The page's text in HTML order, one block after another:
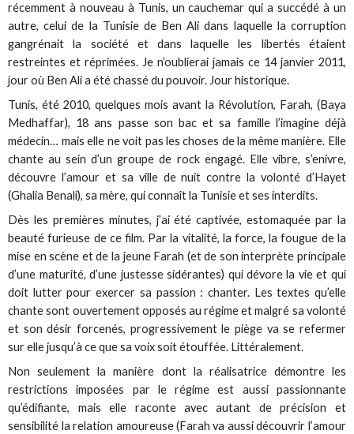
récemment à nouveau à Tunis, un cauchemar qui a succédé à un
autre, celui de la Tunisie de Ben Ali dans laquelle la corruption
gangrénait la société et dans laquelle les libertés étaient
restreintes et réprimées. Je n’oublierai jamais ce 14 janvier 2011,
jour où Ben Ali a été chassé du pouvoir. Jour historique.
Tunis, été 2010, quelques mois avant la Révolution, Farah, (Baya
Medhaffar), 18 ans passe son bac et sa famille l’imagine déjà
médecin… mais elle ne voit pas les choses de la même manière. Elle
chante au sein d’un groupe de rock engagé. Elle vibre, s’enivre,
découvre l’amour et sa ville de nuit contre la volonté d’Hayet
(Ghalia Benali), sa mère, qui connaît la Tunisie et ses interdits.
Dès les premières minutes, j’ai été captivée, estomaquée par la
beauté furieuse de ce film. Par la vitalité, la force, la fougue de la
mise en scène et de la jeune Farah (et de son interprète principale
d’une maturité, d’une justesse sidérantes) qui dévore la vie et qui
doit lutter pour exercer sa passion : chanter. Les textes qu’elle
chante sont ouvertement opposés au régime et malgré sa volonté
et son désir forcenés, progressivement le piège va se refermer
sur elle jusqu’à ce que sa voix soit étouffée. Littéralement.
Non seulement la manière dont la réalisatrice démontre les
restrictions imposées par le régime est aussi passionnante
qu’édifiante, mais elle raconte avec autant de précision et
sensibilité la relation amoureuse (Farah va aussi découvrir l’amour